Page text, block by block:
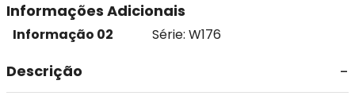
Informações Adicionais
Informação 02 Série: W176
Descrição